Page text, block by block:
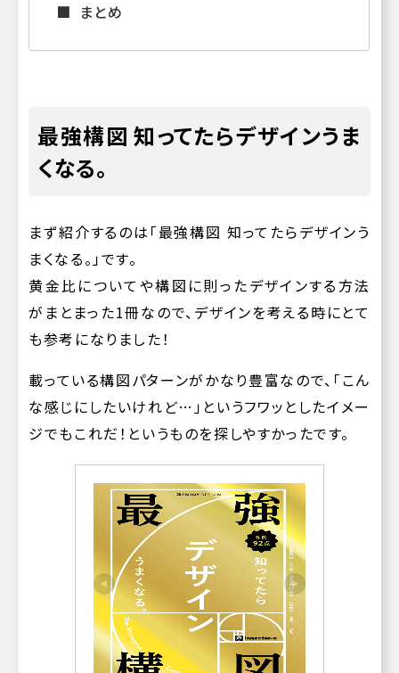
まとめ
最強構図 知ってたらデザインうま
くなる。
まず紹介するのは「最強構図 知ってたらデザインう
まくなる。」です。
黄金比についてや構図に則ったデザインする方法
がまとまった1冊なので、デザインを考える時にとて
も参考になりました！
載っている構図パターンがかなり豊富なので、「こん
な感じにしたいけれど…」というフワッとしたイメー
ジでもこれだ！というものを探しやすかったです。